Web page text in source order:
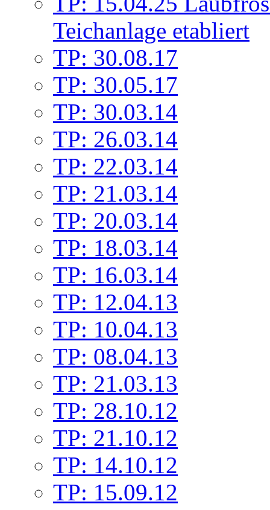
Teichanlage etabliert
TP: 30.08.17
TP: 30.05.17
TP: 30.03.14
TP: 26.03.14
TP: 22.03.14
TP: 21.03.14
TP: 20.03.14
TP: 18.03.14
TP: 16.03.14
TP: 12.04.13
TP: 10.04.13
TP: 08.04.13
TP: 21.03.13
TP: 28.10.12
TP: 21.10.12
TP: 14.10.12
TP: 15.09.12